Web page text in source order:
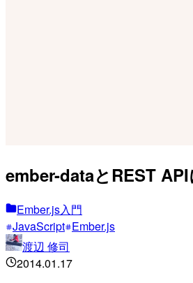
ember-dataとREST
Ember.js入門
JavaScript Ember.js
渡辺 修司
2014.01.17